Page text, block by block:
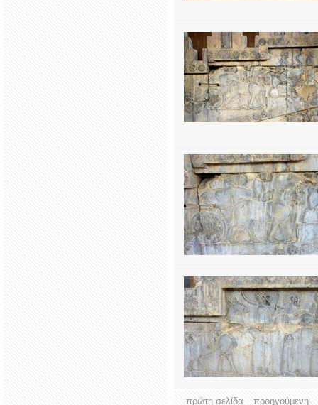
πρώτη σελίδα προηγούμενη